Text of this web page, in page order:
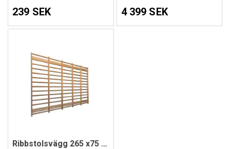
239 SEK 4 399 SEK
Ribbstolsvägg 265 x75 cm Klubben Premium